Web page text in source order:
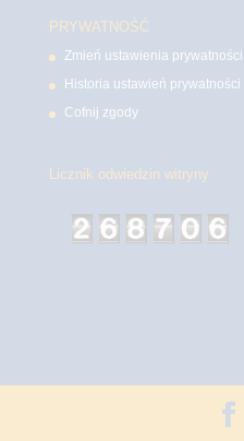
PRYWATNOŚĆ
Zmień ustawienia prywatności
Historia ustawień prywatności
Cofnij zgody
Licznik odwiedzin witryny